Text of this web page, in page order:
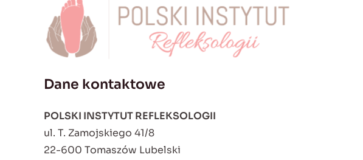
Dane kontaktowe
POLSKI INSTYTUT REFLEKSOLOGII
ul. T. Zamojskiego 41/8
22-600 Tomaszów Lubelski